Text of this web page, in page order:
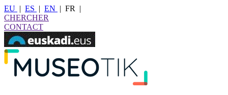
EU | ES | EN | FR
|
CHERCHER
CONTACT